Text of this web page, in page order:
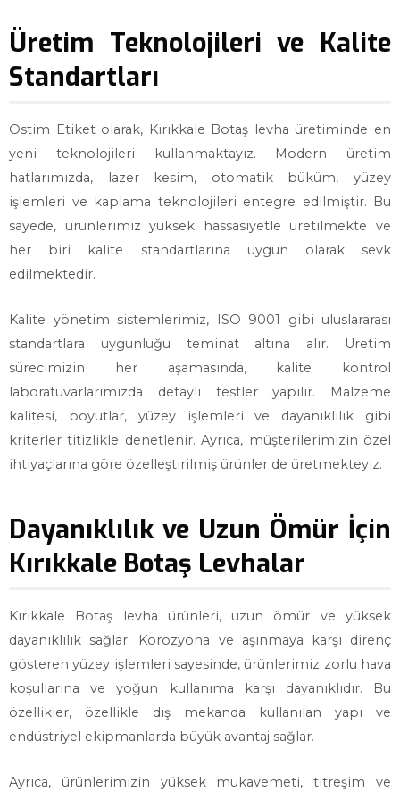
Üretim Teknolojileri ve Kalite
Standartları
Ostim Etiket olarak, Kırıkkale Botaş levha üretiminde en
yeni teknolojileri kullanmaktayız. Modern üretim
hatlarımızda, lazer kesim, otomatik büküm, yüzey
işlemleri ve kaplama teknolojileri entegre edilmiştir. Bu
sayede, ürünlerimiz yüksek hassasiyetle üretilmekte ve
her biri kalite standartlarına uygun olarak sevk
edilmektedir.
Kalite yönetim sistemlerimiz, ISO 9001 gibi uluslararası
standartlara uygunluğu teminat altına alır. Üretim
sürecimizin her aşamasında, kalite kontrol
laboratuvarlarımızda detaylı testler yapılır. Malzeme
kalitesi, boyutlar, yüzey işlemleri ve dayanıklılık gibi
kriterler titizlikle denetlenir. Ayrıca, müşterilerimizin özel
ihtiyaçlarına göre özelleştirilmiş ürünler de üretmekteyiz.
Dayanıklılık ve Uzun Ömür İçin
Kırıkkale Botaş Levhalar
Kırıkkale Botaş levha ürünleri, uzun ömür ve yüksek
dayanıklılık sağlar. Korozyona ve aşınmaya karşı direnç
gösteren yüzey işlemleri sayesinde, ürünlerimiz zorlu hava
koşullarına ve yoğun kullanıma karşı dayanıklıdır. Bu
özellikler, özellikle dış mekanda kullanılan yapı ve
endüstriyel ekipmanlarda büyük avantaj sağlar.
Ayrıca, ürünlerimizin yüksek mukavemeti, titreşim ve